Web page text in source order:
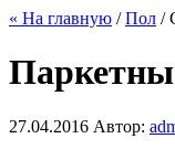
« На главную /Пол /
27.04.2016 Автор: